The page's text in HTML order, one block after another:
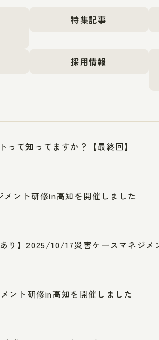
特集記事
採用情報
て知ってますか？【最終回】
ント研修in高知を開催しました
り】2025/10/17災害ケースマネジメ
ト研修in高知を開催しました